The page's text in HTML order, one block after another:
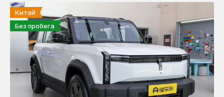
Привод
Задний
Полный
Китай
Без пробега